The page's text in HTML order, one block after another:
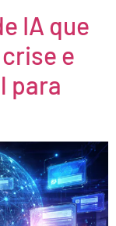
IA que
e
para